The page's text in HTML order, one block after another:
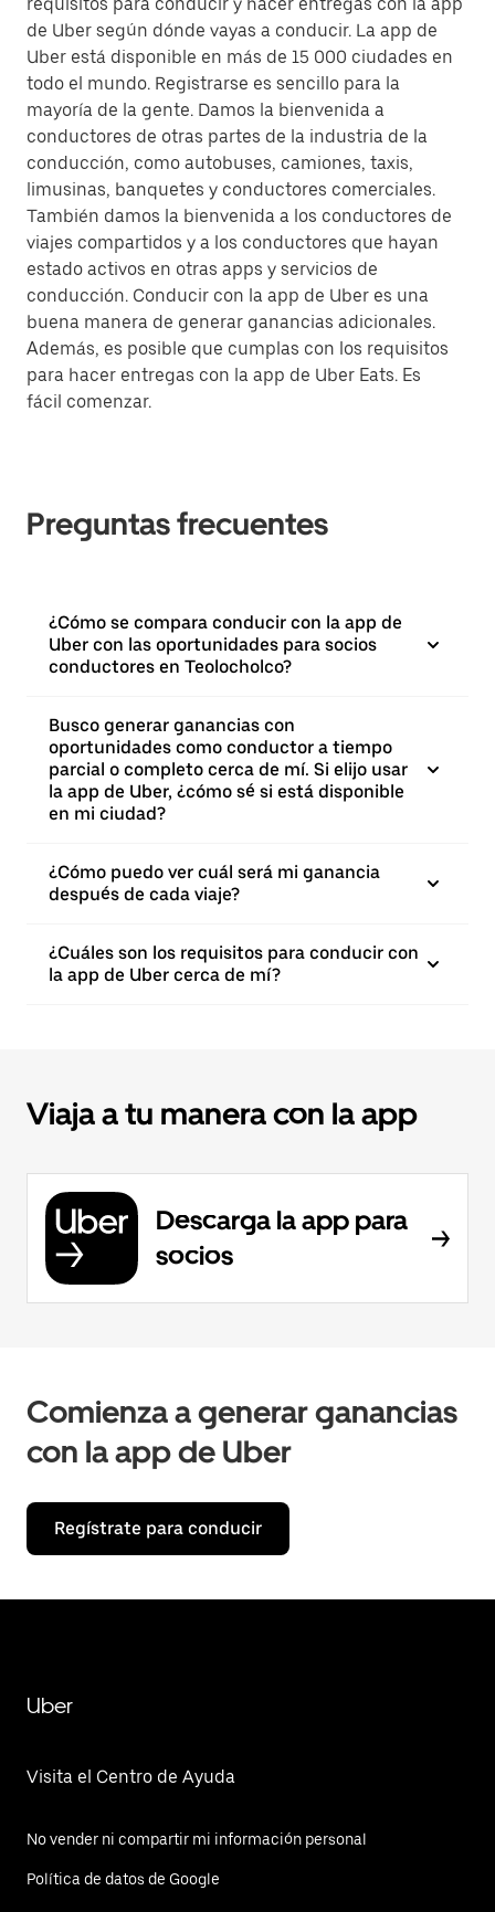
de Uber según dónde vayas a conducir. La app de
Uber está disponible en más de 15 000 ciudades en
todo el mundo. Registrarse es sencillo para la
mayoría de la gente. Damos la bienvenida a
conductores de otras partes de la industria de la
conducción, como autobuses, camiones, taxis,
limusinas, banquetes y conductores comerciales.
También damos la bienvenida a los conductores de
viajes compartidos y a los conductores que hayan
estado activos en otras apps y servicios de
conducción. Conducir con la app de Uber es una
buena manera de generar ganancias adicionales.
Además, es posible que cumplas con los requisitos
para hacer entregas con la app de Uber Eats. Es
fácil comenzar.
Preguntas frecuentes
¿Cómo se compara conducir con la app de
Uber con las oportunidades para socios
conductores en Teolocholco?
Busco generar ganancias con
oportunidades como conductor a tiempo
parcial o completo cerca de mí. Si elijo usar
la app de Uber, ¿cómo sé si está disponible
en mi ciudad?
¿Cómo puedo ver cuál será mi ganancia
después de cada viaje?
¿Cuáles son los requisitos para conducir con
la app de Uber cerca de mí?
Viaja a tu manera con la app
Descarga la app para
socios
Comienza a generar ganancias
con la app de Uber
Regístrate para conducir
Uber
Visita el Centro de Ayuda
No vender ni compartir mi información personal
Política de datos de Google